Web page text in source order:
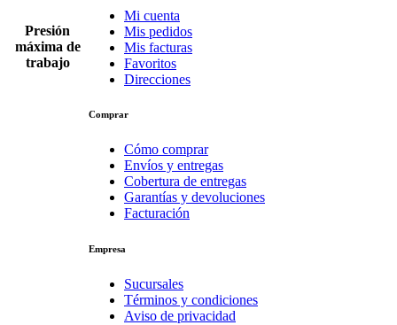
Presión
máxima de
trabajo
Mi cuenta
Mis pedidos
Mis facturas
Favoritos
Direcciones
Comprar
Cómo comprar
Envíos y entregas
Cobertura de entregas
Garantías y devoluciones
Facturación
Empresa
Sucursales
Términos y condiciones
Aviso de privacidad